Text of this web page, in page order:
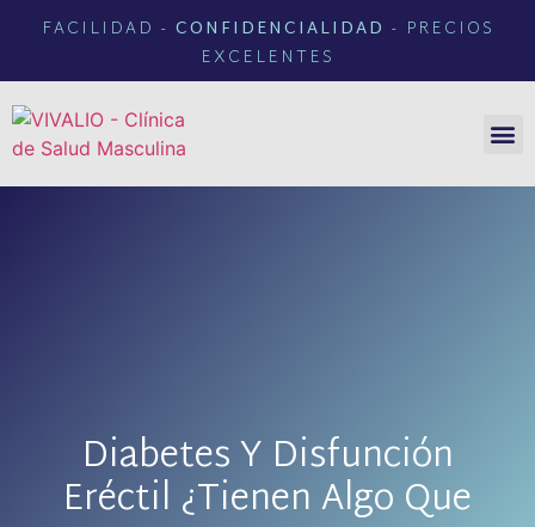
FACILIDAD - CONFIDENCIALIDAD - PRECIOS
EXCELENTES
Diabetes Y Disfunción
Eréctil ¿tienen Algo Que